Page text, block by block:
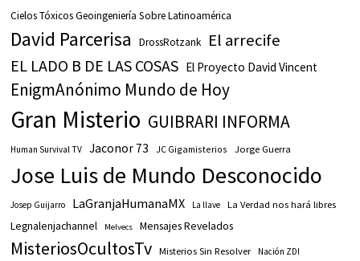
Cielos Tóxicos Geoingeniería Sobre Latinoamérica
David Parcerisa DrossRotzank El arrecife
EL LADO B DE LAS COSAS El Proyecto David Vincent
EnigmAnónimo Mundo de Hoy
Gran Misterio GUIBRARI INFORMA
Human Survival TV Jaconor 73 JC Gigamisterios Jorge Guerra
Jose Luis de Mundo Desconocido
Josep Guijarro LaGranjaHumanaMX La llave La Verdad nos hará libres
Legnalenjachannel Melvecs Mensajes Revelados
MisteriosOcultosTv Misterios Sin Resolver Nación ZDI